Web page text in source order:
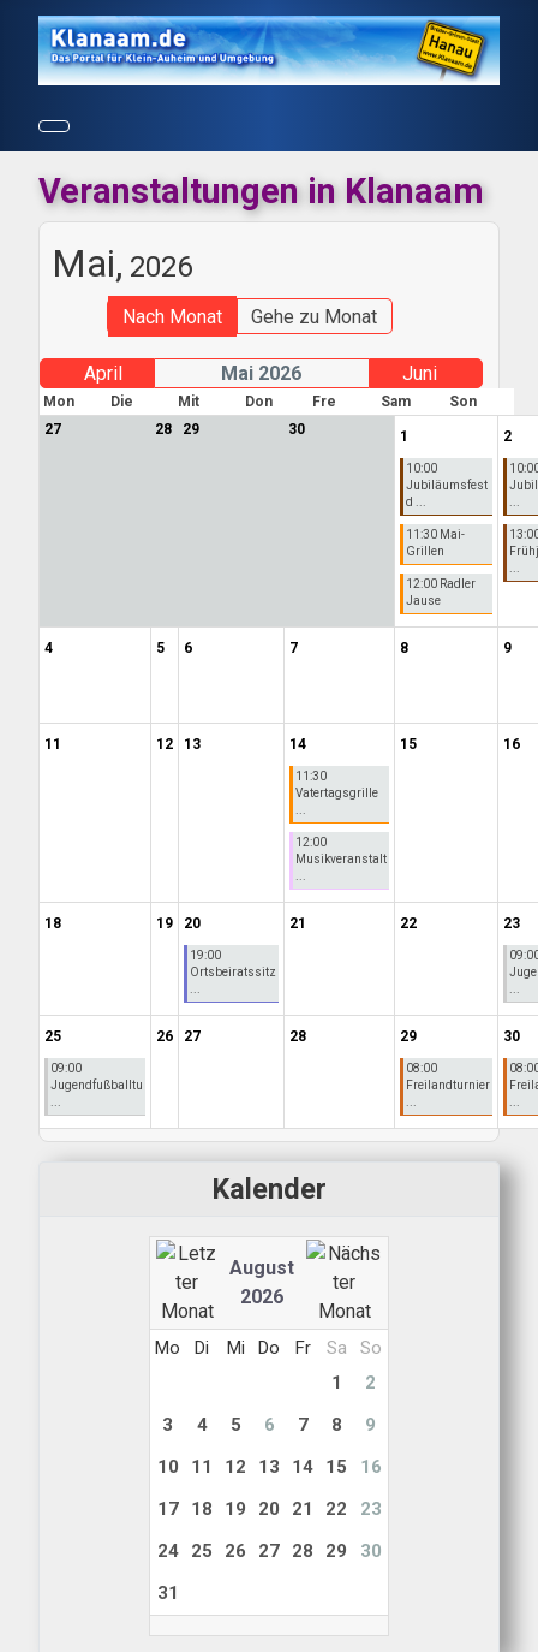
Veranstaltungen in Klanaam
Mai, 2026
Nach Monat Gehe zu Monat
April Mai 2026 Juni
Mon Die Mit Don Fre Sam
Son
27
28 29 30 1
10:00
Jubiläumsfest
d ...
11:30 Mai-
Grillen
12:00 Radler
Jause
2
...
...
4 5 6 7 8 9
11 12 13 14
11:30
Vatertagsgrille
...
12:00
Musikveranstalt
...
15 16
18 19 20
19:00
Ortsbeiratssitz
...
21 22 23
...
25
09:00
Jugendfußballtu
...
26 27 28 29
08:00
Freilandturnier
...
30
...
Kalender
August
2026
Mo Di Mi Do Fr Sa
So
1
2
3
4 5 6 7 8
9
10
11 12 13 14 15
16
17
18 19 20 21 22
23
24
25 26 27 28 29
30
31